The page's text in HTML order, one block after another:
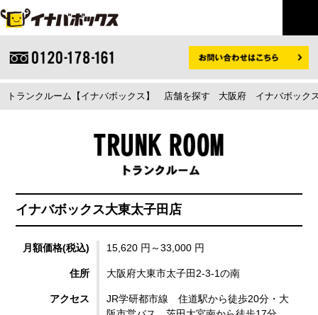
トランクルーム【イナバボックス】 店舗を探す 大阪府 イナバボック
イナバボックス大東太子田店
月額価格(税込) 15,620 円～33,000 円
住所 大阪府大東市太子田2-3-1の南
アクセス
JR学研都市線 住道駅から徒歩20分・大